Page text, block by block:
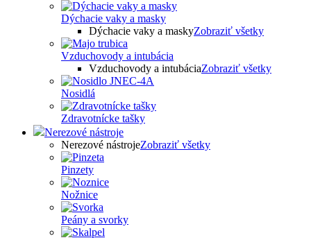
Dýchacie vaky a masky
Dýchacie vaky a maskyZobraziť všetky
Vzduchovody a intubácia
Vzduchovody a intubáciaZobraziť všetky
Nosidlá
Zdravotnícke tašky
Nerezové nástroje
Nerezové nástrojeZobraziť všetky
Pinzety
Nožnice
Peány a svorky